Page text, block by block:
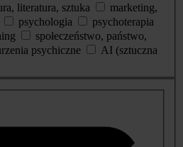
literatura, sztuka
marketing,
psychologia
psychoterapia
społeczeństwo, państwo,
psychiczne
AI (sztuczna